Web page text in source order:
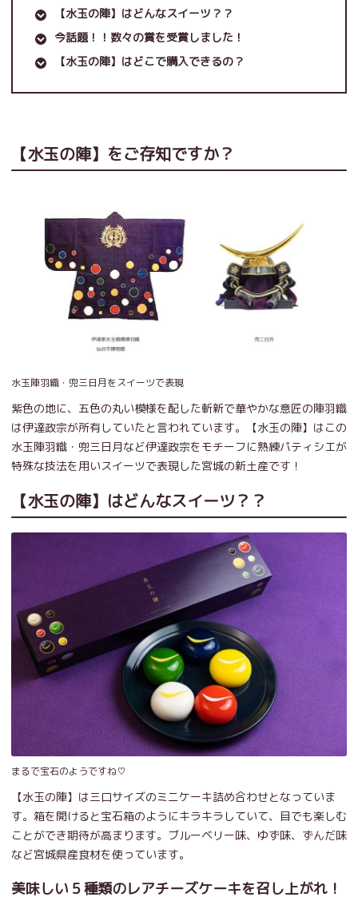
【水玉の陣】はどんなスイーツ？？
今話題！！数々の賞を受賞しました！
【水玉の陣】はどこで購入できるの？
【水玉の陣】をご存知ですか？
水玉陣羽織・兜三日月をスイーツで表現
紫色の地に、五色の丸い模様を配した斬新で華やかな意匠の陣羽織
は伊達政宗が所有していたと言われています。【水玉の陣】はこの
水玉陣羽織・兜三日月など伊達政宗をモチーフに熟練パティシエが
特殊な技法を用いスイーツで表現した宮城の新土産です！
【水玉の陣】はどんなスイーツ？？
まるで宝石のようですね♡
【水玉の陣】は三口サイズのミニケーキ詰め合わせとなっていま
す。箱を開けると宝石箱のようにキラキラしていて、目でも楽しむ
ことができ期待が高まります。ブルーベリー味、ゆず味、ずんだ味
など宮城県産食材を使っています。
美味しい５種類のレアチーズケーキを召し上がれ！